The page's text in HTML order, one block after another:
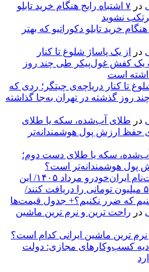
در
۷ اشتباه رایج هنگام خرید تابلو
نشوید
هنگام خرید تابلو دکوراتیو که بهتر
در
از یک پاساژ شلوغ تا کنار
یک کفش غول‌پیکر طی چند روز
است
تا کنار دریاچه‌ی چیتگر؛ ردی که
روز گذشته در تهران به‌جا گذاشته
در طلای آب‌شده، سکه یا طلای
حفظ ارزش پول هوشمندانه‌تر
سکه یا طلای دست دوم؛
پول هوشمندانه‌تر است؟
ثبت‌نام ایران‌خودرو مرداد ۱۴۰۵/ این
افراد می‌توانند سود ا ۵۳۰ میلیون تومانی را دریافت کنند/
که ضرر نکنیم؟+ جدول قیمت‌ها
در راحت ترین و نرم ترین ماشین
ترین ماشین ایرانی کدام است؟
کسب‌وکارهای مجازی: دولت